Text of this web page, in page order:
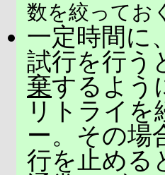
数を絞ってお
一定時間に
試行を行う
棄するよう
リトライを
ー。その場
行を止める